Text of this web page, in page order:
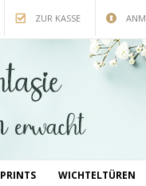
ZUR KASSE
PRINTS WICHTELTÜREN